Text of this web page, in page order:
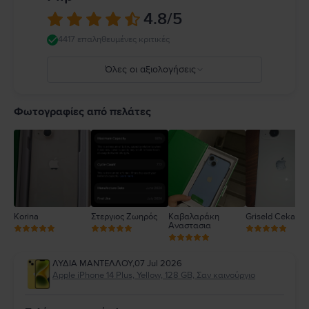
κανόνες που απαγορεύουν ή περιορίζουν τη χρήση κινητών συσκευών ή
ακουστικών. Η χρήση κατεστραμμένων καλωδίων ή προσαρμογέων ή η
φόρτιση παρουσία υγρασίας μπορεί να προκαλέσει πυρκαγιά,
ηλεκτροπληξία, τραυματισμό ή ζημιά στο iPhone ή σε άλλη περιουσία.
ro/guide/iphone/iph301fc905/ios
4.8/5
4417 επαληθευμένες κριτικές
Όλες οι αξιολογήσεις
4
Φωτογραφίες από πελάτες
Korina Στεργιος Ζωηρός
Καβαλαράκη
Αναστασια
Griseld Ceka
ΛΥΔΙΑ ΜΑΝΤΕΛΛΟΥ,07 Jul 2026
Apple iPhone 14 Plus, Yellow, 128 GB, Σαν καινούργιο